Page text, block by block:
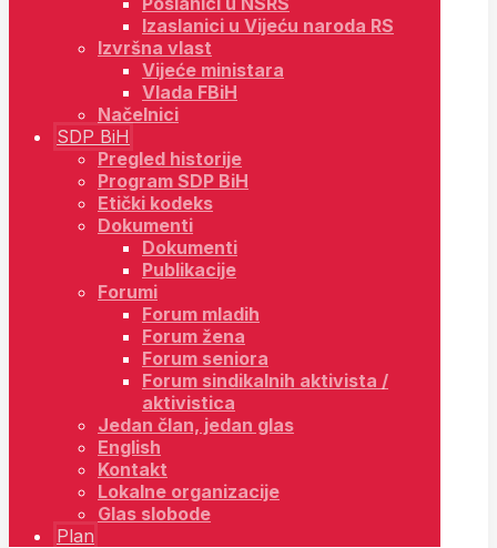
Izaslanici u Vijeću naroda RS
Izvršna vlast
Vijeće ministara
Vlada FBiH
Načelnici
SDP BiH
Pregled historije
Program SDP BiH
Etički kodeks
Dokumenti
Dokumenti
Publikacije
Forumi
Forum mladih
Forum žena
Forum seniora
Forum sindikalnih aktivista /
aktivistica
Jedan član, jedan glas
English
Kontakt
Lokalne organizacije
Glas slobode
Plan